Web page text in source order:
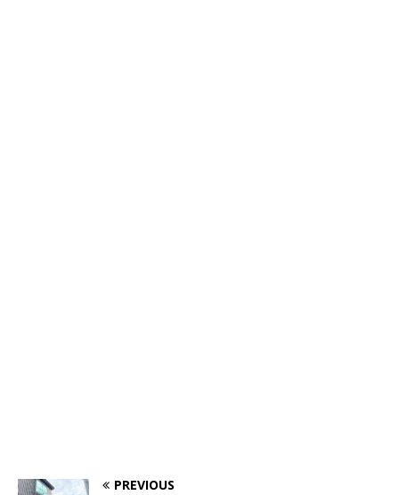
PREVIOUS